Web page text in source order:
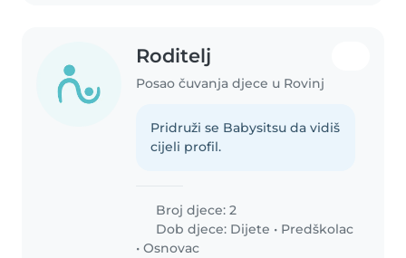
Roditelj
Posao čuvanja djece u Rovinj
Pridruži se Babysitsu da vidiš
cijeli profil.
Broj djece: 2
Dob djece: Dijete • Predškolac
•Osnovac